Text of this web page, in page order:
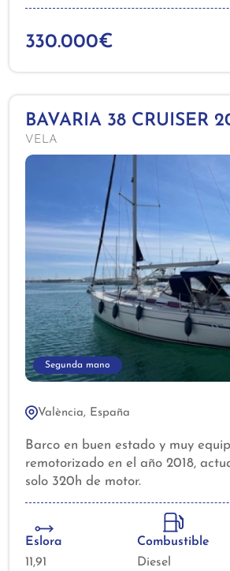
330.000€
Segunda mano
BAVARIA 38 CRUISER
VELA
València, España
Barco en buen estado y muy
remotorizado en el año 2018,
solo 320h de motor.
Eslora
11,91
Combustible
Diesel